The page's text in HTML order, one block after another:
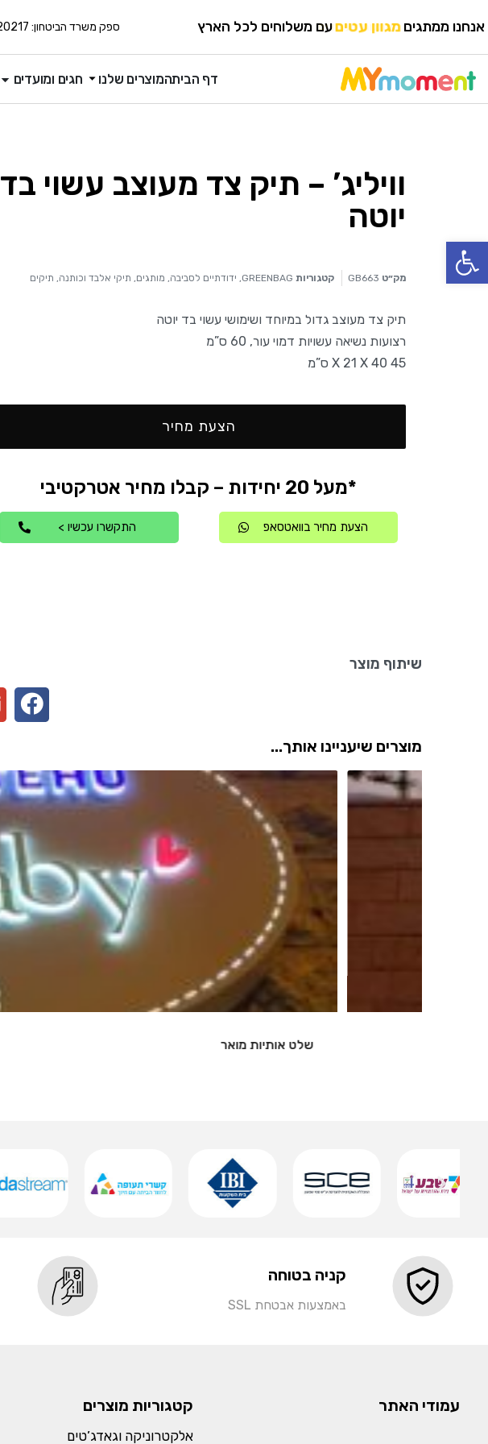
פתח סרגל נגישות
אנחנו ממתגים מגוון עטיםעם משלוחים לכל הארץ ספק משרד הביטחון: 0011020217
דף הביתהמוצרים שלנו חגים ומועדים
וויליג’ – תיק צד מעוצב עשוי בד
יוטה
מק״ט GB663 קטגוריות GREENBAG
, ידודתיים לסביבה, מותגים, תיקי אלבד וכותנה, תיקים
תיק צד מעוצב גדול במיוחד ושימושי עשוי בד יוטה
רצועות נשיאה עשויות דמוי עור, 60 ס”מ
45 X 21 X 40 ס”מ
הצעת מחיר
*מעל 20 יחידות – קבלו מחיר אטרקטיבי
הצעת מחיר בוואטסאפ התקשרו עכשיו >
שיתוף מוצר
מוצרים שיעניינו אותך...
שלט אותיות מואר
קניה בטוחה
באמצעות אבטחת SSL
עמודי האתר קטגוריות מוצרים
אלקטרוניקה וגאדג’טים